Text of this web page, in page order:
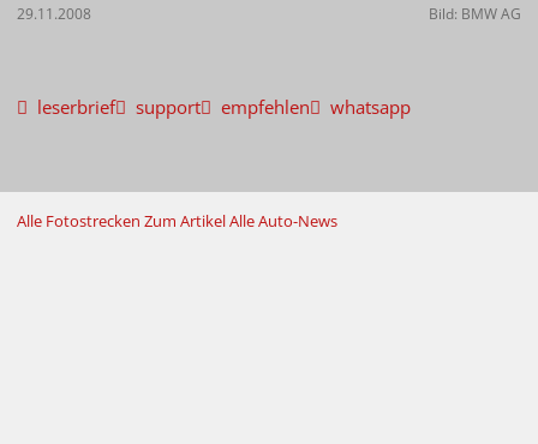
29.11.2008 Bild: BMW AG
leserbrief support empfehlen whatsapp
Alle Fotostrecken Zum ArtikelAlle Auto-News